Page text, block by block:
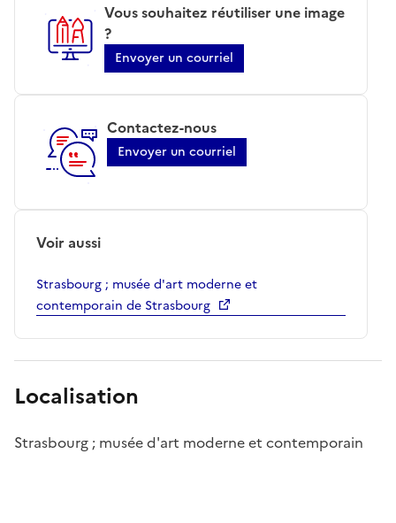
Vous souhaitez réutiliser une image
?
Envoyer un courriel
Contactez-nous
Envoyer un courriel
Voir aussi
Strasbourg ; musée d'art moderne et
contemporain de Strasbourg
Localisation
Strasbourg ; musée d'art moderne et contemporain